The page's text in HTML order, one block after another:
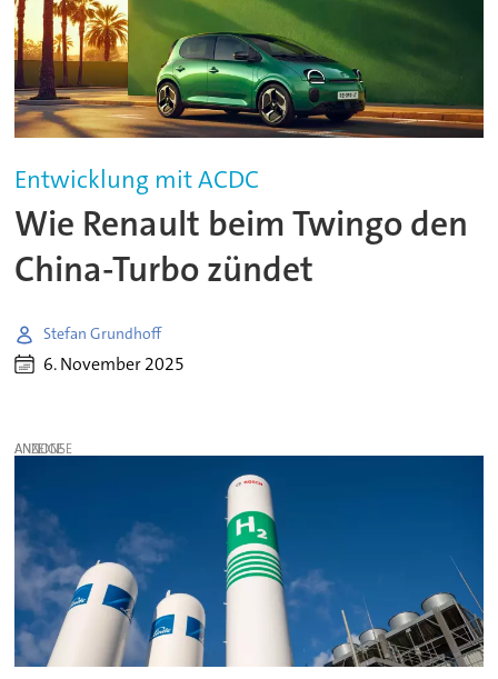
Entwicklung mit ACDC
Wie Renault beim Twingo den
China-Turbo zündet
Stefan Grundhoff
6. November 2025
ANZEIGE